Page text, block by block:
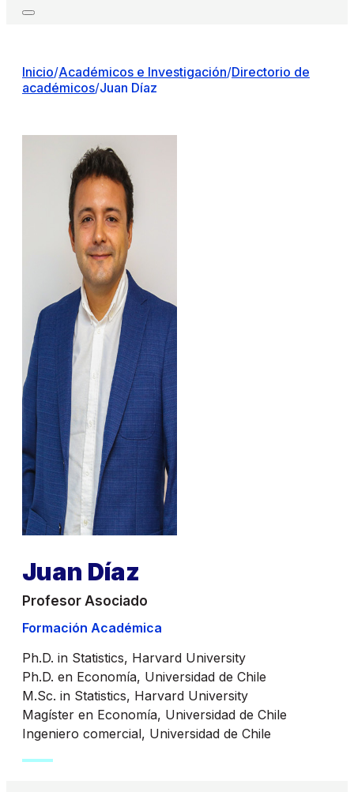
Inicio/Académicos e Investigación/Directorio de
académicos/Juan Díaz
Juan Díaz
Profesor Asociado
Formación Académica
Ph.D. in Statistics, Harvard University
Ph.D. en Economía, Universidad de Chile
M.Sc. in Statistics, Harvard University
Magíster en Economía, Universidad de Chile
Ingeniero comercial, Universidad de Chile